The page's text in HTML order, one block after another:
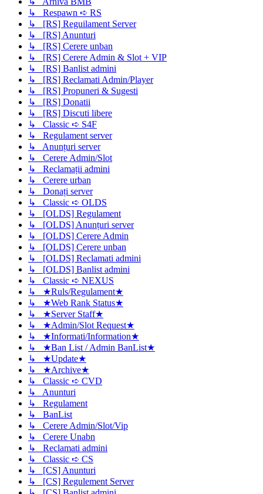
↳ Respawn ➪ RS
↳ [RS] Reguilament Server
↳ [RS] Anunturi
↳ [RS] Cerere unban
↳ [RS] Cerere Admin & Slot + VIP
↳ [RS] Banlist admini
↳ [RS] Reclamati Admin/Player
↳ [RS] Propuneri & Sugesti
↳ [RS] Donatii
↳ [RS] Discuti libere
↳ Classic ➪ S4F
↳ Regulament server
↳ Anunțuri server
↳ Cerere Admin/Slot
↳ Reclamații admini
↳ Cerere urban
↳ Donați server
↳ Classic ➪ OLDS
↳ [OLDS] Regulament
↳ [OLDS] Anunțuri server
↳ [OLDS] Cerere Admin
↳ [OLDS] Cerere unban
↳ [OLDS] Reclamati admini
↳ [OLDS] Banlist admini
↳ Classic ➪ NEXUS
↳ ★Ruls/Regulament★
↳ ★Web Rank Status★
↳ ★Server Staff★
↳ ★Admin/Slot Request★
↳ ★Informati/Information★
↳ ★Ban List / Admin BanList★
↳ ★Update★
↳ ★Archive★
↳ Classic ➪ CVD
↳ Anunturi
↳ Regulament
↳ BanList
↳ Cerere Admin/Slot/Vip
↳ Cerere Unabn
↳ Reclamati admini
↳ Classic ➪ CS
↳ [CS] Anunturi
↳ [CS] Regulement Server